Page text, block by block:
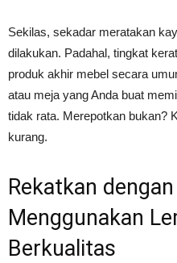
Sekilas, sekadar meratakan
dilakukan. Padahal, tingkat
produk akhir mebel secara
atau meja yang Anda buat
tidak rata. Merepotkan bukan?
kurang.
Rekatkan
Menggunakan
Berkualitas